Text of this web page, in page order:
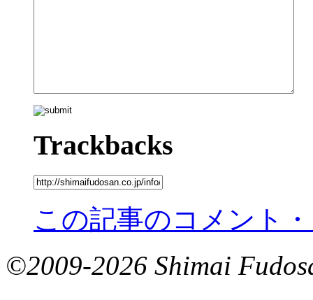
Trackbacks
この記事のコメント
©2009-2026 Shimai